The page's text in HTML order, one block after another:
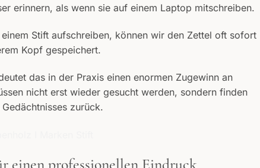
erinnern, als wenn sie auf einem Laptop mitschreiben.
Stift aufschreiben, können wir den Zettel oft sofort
Kopf gespeichert.
das in der Praxis einen enormen Zugewinn an
nicht erst wieder gesucht werden, sondern finden
zurück.
professionellen Eindruck